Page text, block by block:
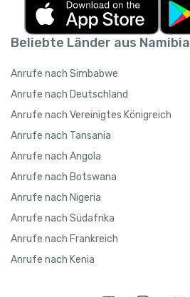
Beliebte Länder aus Namibia
Anrufe nach Simbabwe
Anrufe nach Deutschland
Anrufe nach Vereinigtes Königreich
Anrufe nach Tansania
Anrufe nach Angola
Anrufe nach Botswana
Anrufe nach Nigeria
Anrufe nach Südafrika
Anrufe nach Frankreich
Anrufe nach Kenia